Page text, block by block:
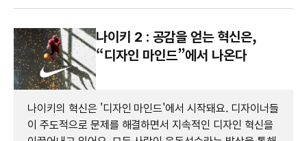
나이키 2 : 공감을 얻는 혁신은,
“디자인 마인드”에서 나온다
나이키의 혁신은 '디자인 마인드'에서 시작돼요. 디자이너들
이 주도적으로 문제를 해결하면서 지속적인 디자인 혁신을